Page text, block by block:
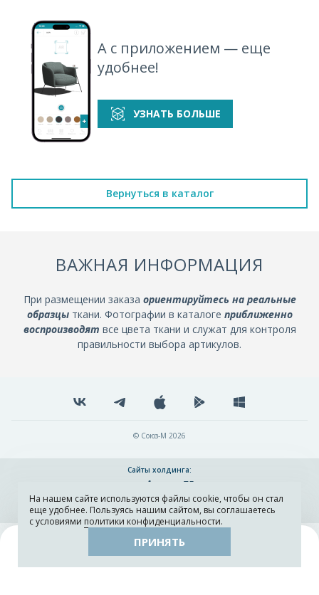
Каталог Остатки тканей
А с приложением — еще
удобнее!
УЗНАТЬ БОЛЬШЕ
Вернуться в каталог
ВАЖНАЯ ИНФОРМАЦИЯ
При размещении заказа ориентируйтесь на реальные
образцыткани. Фотографии в каталоге приближенно
воспроизводят все цвета ткани и служат для контроля
правильности выбора артикулов.
© Союз-М 2026
Сайты холдинга:
Разработка и поддержка сайта ADN
На нашем сайте используются файлы cookie, чтобы он стал
еще удобнее. Пользуясь нашим сайтом, вы соглашаетесь
с условиями политики конфиденциальности.
ПРИНЯТЬ